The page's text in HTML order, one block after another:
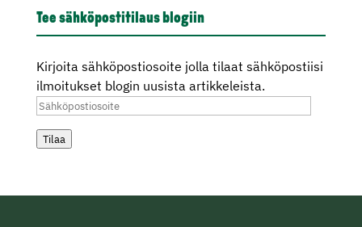
Tee sähköpostitilaus blogiin
Kirjoita sähköpostiosoite jolla tilaat sähköpostiisi
ilmoitukset blogin uusista artikkeleista.
Sähköpostiosoite
Tilaa